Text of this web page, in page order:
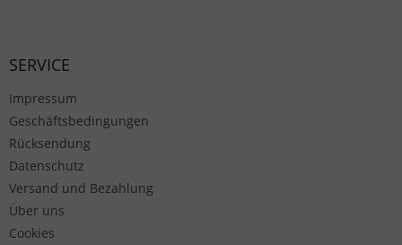
SERVICE
Impressum
Geschäftsbedingungen
Rücksendung
Datenschutz
Versand und Bezahlung
Über uns
Cookies